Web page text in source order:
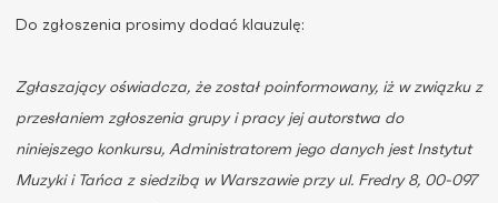
Do zgłoszenia prosimy dodać klauzulę:
Zgłaszający oświadcza, że został poinformowany, iż w związku z
przesłaniem zgłoszenia grupy i pracy jej autorstwa do
niniejszego konkursu, Administratorem jego danych jest Instytut
Muzyki i Tańca z siedzibą w Warszawie przy ul. Fredry 8, 00-097